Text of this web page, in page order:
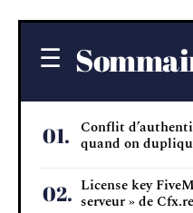
Conflit
quand on
License key
serveur » de Cfx.re